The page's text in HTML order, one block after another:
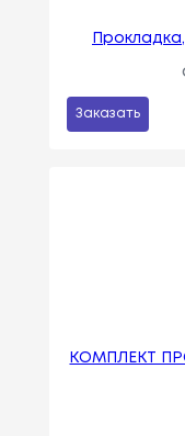
Заказать
КОМПЛЕКТ